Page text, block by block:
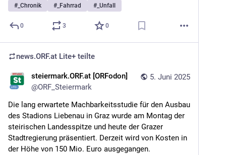
# _Chronik # _Fahrrad # _Unfall
0 3 0
news.ORF.at Lite+ teilte
5. Juni 2025
steiermark.ORF.at [ORFodon]
@ORF_Steiermark
Die lang erwartete Machbarkeitsstudie für den Ausbau
des Stadions Liebenau in Graz wurde am Montag der
steirischen Landesspitze und heute der Grazer
Stadtregierung präsentiert. Derzeit wird von Kosten in
der Höhe von 150 Mio. Euro ausgegangen.